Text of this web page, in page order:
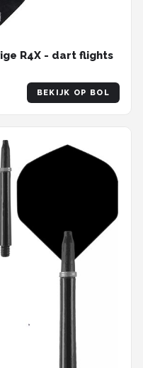
R4X - dart flights
BEKIJK OP BOL